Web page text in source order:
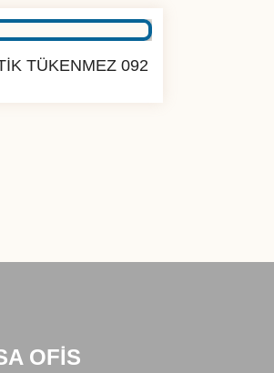
TÜKENMEZ 092
OFİS